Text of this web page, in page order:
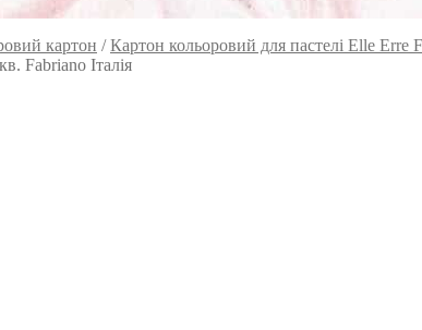
картон /Картон кольоровий для пастелі Elle Erre
Fabriano Італія